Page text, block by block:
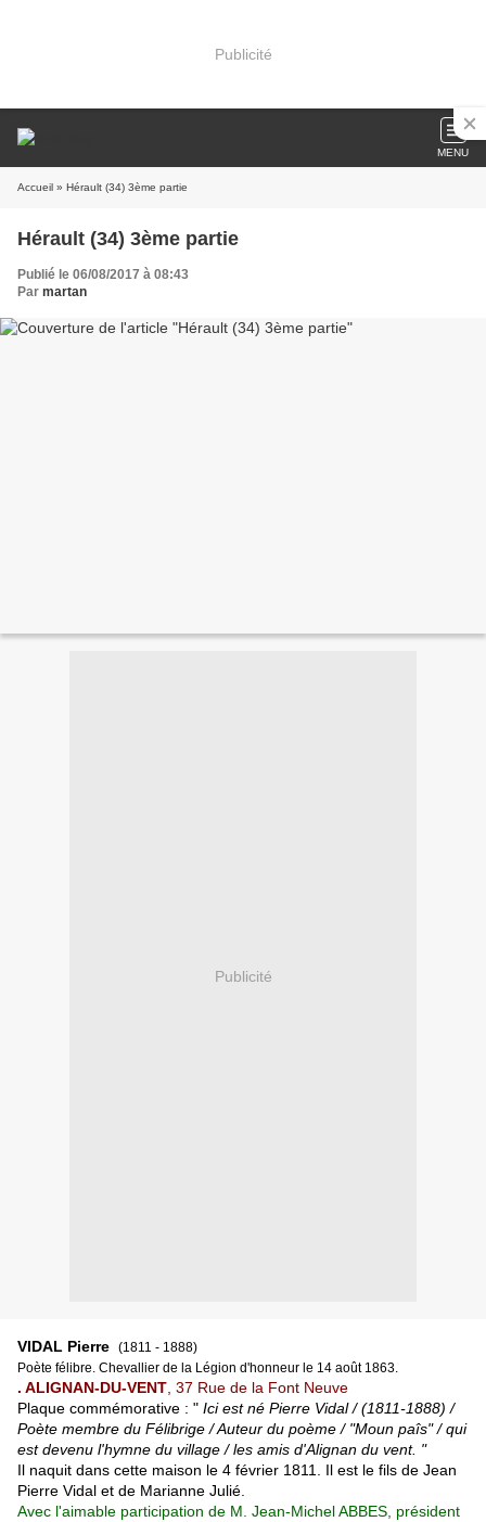
Publicité
MENU
Accueil » Hérault (34) 3ème partie
Hérault (34) 3ème partie
Publié le 06/08/2017 à 08:43
Par martan
Publicité
VIDAL Pierre (1811 - 1888)
Poète félibre. Chevallier de la Légion d'honneur le 14 août 1863.
. ALIGNAN-DU-VENT , 37 Rue de la Font Neuve
Plaque commémorative : " Ici est né Pierre Vidal / (1811-1888) /
Poète membre du Félibrige / Auteur du poème / "Moun paîs" / qui
est devenu l'hymne du village / les amis d'Alignan du vent. "
Il naquit dans cette maison le 4 février 1811. Il est le fils de Jean
Pierre Vidal et de Marianne Julié.
Avec l'aimable participation de M. Jean-Michel ABBES, président